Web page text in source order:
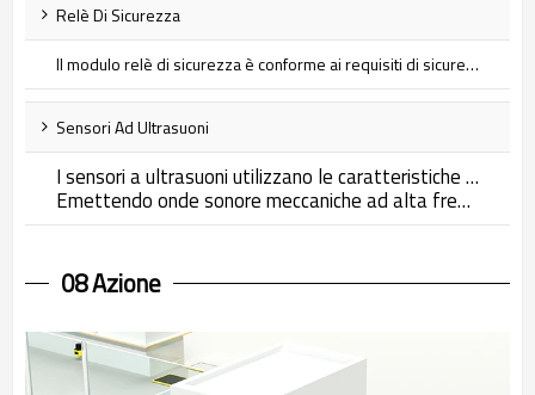
Relè Di Sicurezza
Il modulo relè di sicurezza è conforme ai requisiti di sicurezza EN/ISO13849-1Cat.4 ed è adatto per monitorare vari segnali in siti industriali con elevati requisiti di sicurezza, inclusi segnali di arresto di emergenza, segnali di interruttore di porte di sicurezza, segnali di grate di sicurezza e segnali di barriere fotoelettriche di sicurezza. segnale del pulsante. Lo scopo principale è proteggere gli operatori dei macchinari e i macchinari e le attrezzature esposti a diversi livelli di pericolo.
Sensori Ad Ultrasuoni
I sensori a ultrasuoni utilizzano le caratteristiche delle onde sonore per fornire una soluzione di rilevamento accurata e senza contatto per rilevare lo stato e la distanza degli oggetti.
Emettendo onde sonore meccaniche ad alta frequenza e ricevendo le onde sonore riflesse dagli oggetti incontrati, è possibile ottenere la distanza o lo stato preciso dell'oggetto bersaglio calcolando il tempo o l'energia tra la trasmissione e la ricezione delle onde sonore.
08 Azione